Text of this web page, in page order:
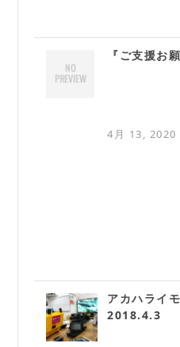
『ご支援お
4月 13, 2020
アカハライ
2018.4.3